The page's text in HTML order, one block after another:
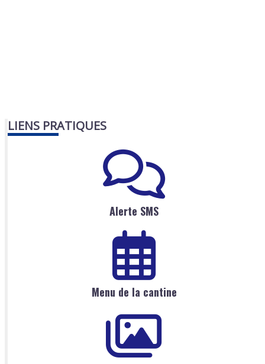
LIENS PRATIQUES
Alerte SMS
Menu de la cantine